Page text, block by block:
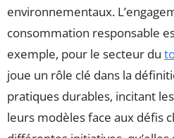
environnementaux.
consommation responsable
exemple, pour le secteur du
joue un rôle clé dans la
pratiques durables, incitant
leurs modèles face aux défis